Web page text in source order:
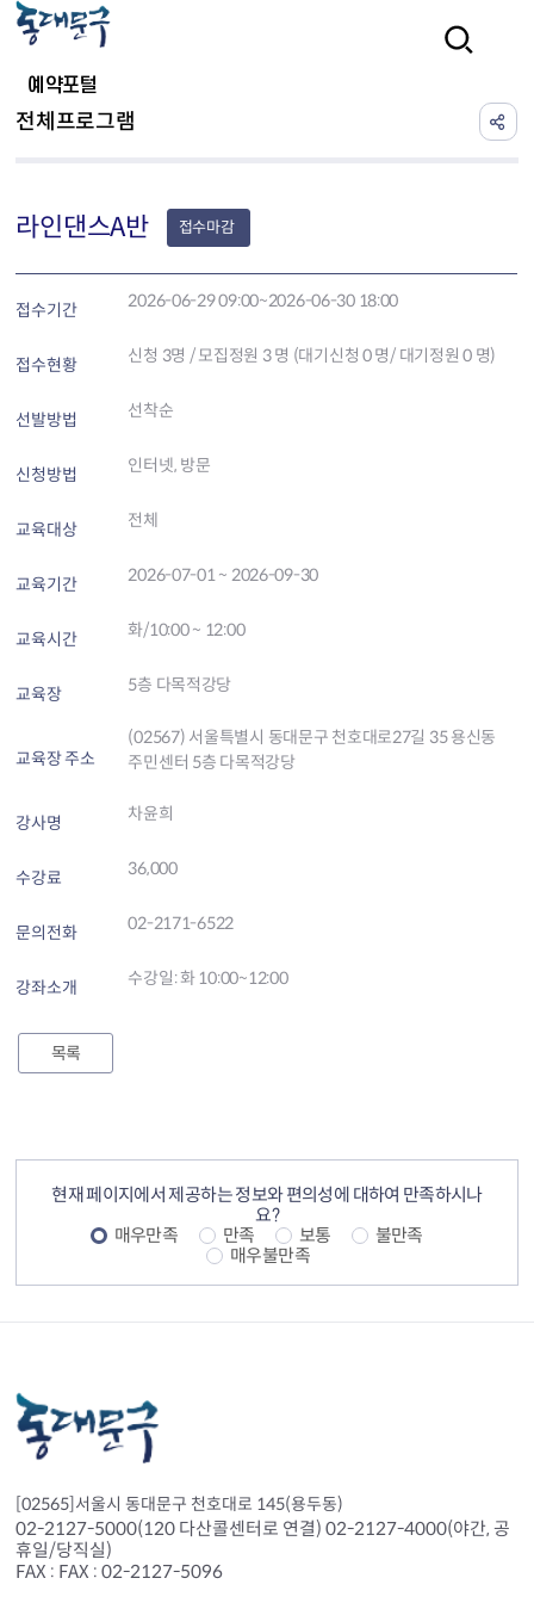
예약포털
전체프로그램
라인댄스A반 접수마감
접수기간 2026-06-29 09:00~2026-06-30 18:00
접수현황 신청 3명 / 모집정원 3 명 (대기신청 0 명/ 대기정원 0 명)
선발방법 선착순
신청방법 인터넷, 방문
교육대상 전체
교육기간 2026-07-01 ~ 2026-09-30
교육시간 화/10:00 ~ 12:00
교육장 5층 다목적강당
교육장 주소
(02567) 서울특별시 동대문구 천호대로27길 35 용신동
주민센터 5층 다목적강당
강사명 차윤희
수강료 36,000
문의전화 02-2171-6522
강좌소개 수강일: 화 10:00~12:00
목록
현재 페이지에서 제공하는 정보와 편의성에 대하여 만족하시나
요?
매우만족
만족 보통
불만족
매우불만족
[02565]서울시 동대문구 천호대로 145(용두동)
02-2127-5000(120 다산콜센터로 연결) 02-2127-4000(야간, 공
휴일/당직실)
FAX : FAX : 02-2127-5096